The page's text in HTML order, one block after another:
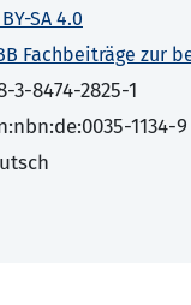
BY-SA 4.0
Fachbeiträge zur
3-8474-2825-1
1134-9